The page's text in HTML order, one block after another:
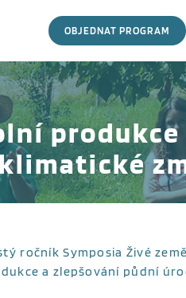
OBJEDNAT PROGRAM
ročník Symposia Živé
a zlepšování půdní